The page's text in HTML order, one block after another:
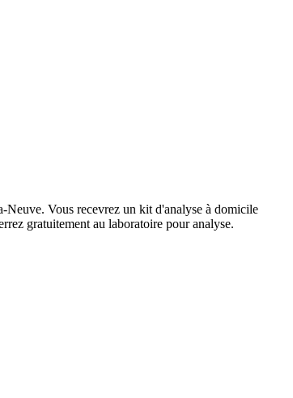
Neuve. Vous recevrez un kit d'analyse à domicile
gratuitement au laboratoire pour analyse.